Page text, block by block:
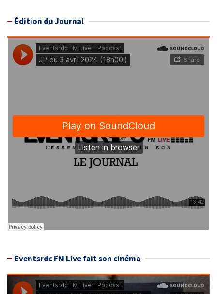
Édition du Journal
Eventsrdc FM Live fait son cinéma